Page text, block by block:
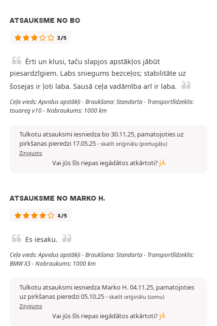
ATSAUKSME NO BO
3/5
Ērti un klusi, taču slapjos apstākļos jābūt
piesardzīgiem. Labs sniegums bezceļos; stabilitāte uz
šosejas ir ļoti laba. Sausā ceļa vadāmība arī ir laba.
Ceļa vieds: Apvidus apstākļi - Braukšana: Standarta - Transportlīdzeklis:
touareg v10 - Nobraukums: 1000 km
Tulkotu atsauksmi iesniedza bo 30.11.25, pamatojoties uz
pirkšanas pieredzi 17.05.25- skatīt oriģinālu (portugāļu)
Ziņojums
Vai jūs šīs riepas iegādātos atkārtoti? JĀ
ATSAUKSME NO MARKO H.
4/5
Es iesaku.
Ceļa vieds: Apvidus apstākļi - Braukšana: Standarta - Transportlīdzeklis:
BMW X3 - Nobraukums: 1000 km
Tulkotu atsauksmi iesniedza Marko H. 04.11.25, pamatojoties
uz pirkšanas pieredzi 05.10.25- skatīt oriģinālu (somu)
Ziņojums
Vai jūs šīs riepas iegādātos atkārtoti? JĀ